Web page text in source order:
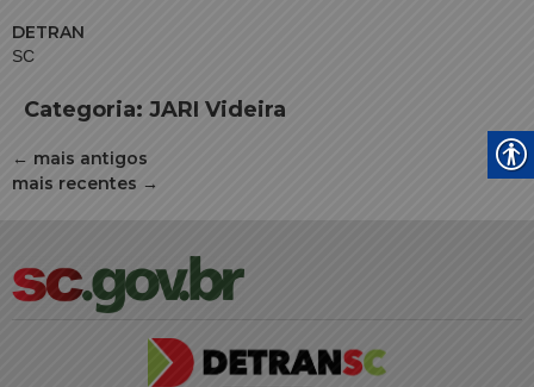
DETRAN
SC
Categoria: JARI Videira
← mais antigos
mais recentes →